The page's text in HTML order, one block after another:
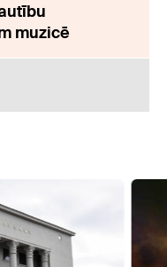
muzicē